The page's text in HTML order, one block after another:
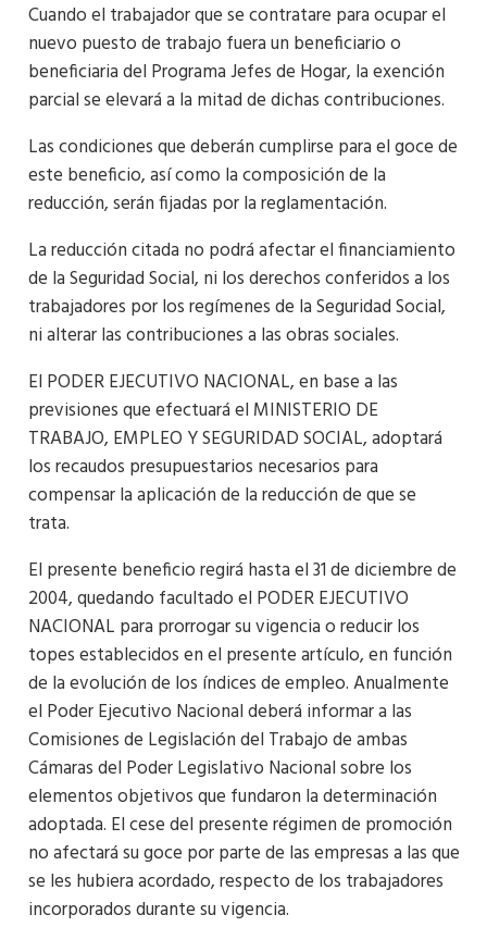
Cuando el trabajador que se contratare para ocupar el
nuevo puesto de trabajo fuera un beneficiario o
beneficiaria del Programa Jefes de Hogar, la exención
parcial se elevará a la mitad de dichas contribuciones.
Las condiciones que deberán cumplirse para el goce de
este beneficio, así como la composición de la
reducción, serán fijadas por la reglamentación.
La reducción citada no podrá afectar el financiamiento
de la Seguridad Social, ni los derechos conferidos a los
trabajadores por los regímenes de la Seguridad Social,
ni alterar las contribuciones a las obras sociales.
El PODER EJECUTIVO NACIONAL, en base a las
previsiones que efectuará el MINISTERIO DE
TRABAJO, EMPLEO Y SEGURIDAD SOCIAL, adoptará
los recaudos presupuestarios necesarios para
compensar la aplicación de la reducción de que se
trata.
El presente beneficio regirá hasta el 31 de diciembre de
2004, quedando facultado el PODER EJECUTIVO
NACIONAL para prorrogar su vigencia o reducir los
topes establecidos en el presente artículo, en función
de la evolución de los índices de empleo. Anualmente
el Poder Ejecutivo Nacional deberá informar a las
Comisiones de Legislación del Trabajo de ambas
Cámaras del Poder Legislativo Nacional sobre los
elementos objetivos que fundaron la determinación
adoptada. El cese del presente régimen de promoción
no afectará su goce por parte de las empresas a las que
se les hubiera acordado, respecto de los trabajadores
incorporados durante su vigencia.